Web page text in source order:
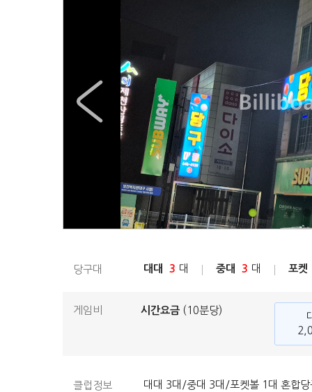
당구대 대대 3 대 중대 3 대 포켓
게임비 시간요금 (10분당)
클럽정보 대대 3대/중대 3대/포켓볼 1대 혼합당